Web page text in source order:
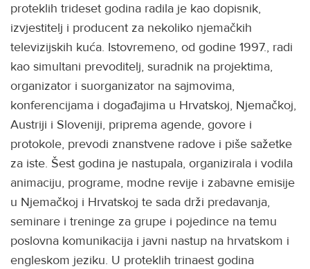
proteklih trideset godina radila je kao dopisnik,
izvjestitelj i producent za nekoliko njemačkih
televizijskih kuća. Istovremeno, od godine 1997., radi
kao simultani prevoditelj, suradnik na projektima,
organizator i suorganizator na sajmovima,
konferencijama i događajima u Hrvatskoj, Njemačkoj,
Austriji i Sloveniji, priprema agende, govore i
protokole, prevodi znanstvene radove i piše sažetke
za iste. Šest godina je nastupala, organizirala i vodila
animaciju, programe, modne revije i zabavne emisije
u Njemačkoj i Hrvatskoj te sada drži predavanja,
seminare i treninge za grupe i pojedince na temu
poslovna komunikacija i javni nastup na hrvatskom i
engleskom jeziku. U proteklih trinaest godina